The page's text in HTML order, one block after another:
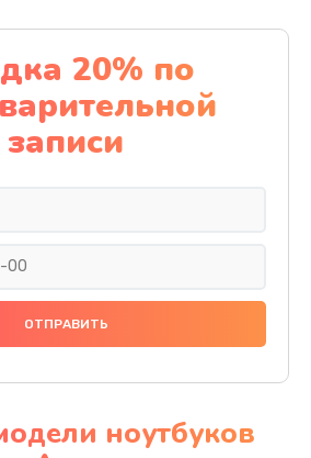
Заказать
от пыли
1060 руб.
Заказать
подсветки
20% по
записи
ноутбуков